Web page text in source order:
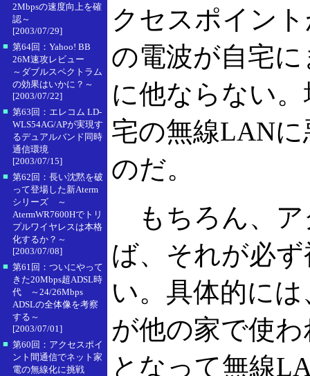
2Mbpsの速度向上を確
認～
[2003/07/29]
■ 第64回：Yahoo! BB
26M速攻レビュー
～ダブルスペクトラム
の効果はいかに？～
[2003/07/22]
■ 第63回：エレコム LD-
WLS54AG/APが実現す
るデュアルバンド同時
通信環境
[2003/07/15]
■ 第62回：長い沈黙を破
って登場した新Aterm
シリーズ ～
AtermWR7600Hでトリ
プルワイヤレスは本格
化するか？～
[2003/07/08]
■ 第61回：ついにやって
きた20Mbps超ADSL時
代 ～24/26Mbps
ADSLの全体像を考察
する～
[2003/07/01]
■ 第60回：アクセスポイ
ント間通信でネット家
電の無線化に挑戦
クセスポイン
の電波が自宅
に他ならない
宅の無線LAN
のだ。
もちろん、ア
ば、それが必
い。具体的に
が他の家で使
となって無線